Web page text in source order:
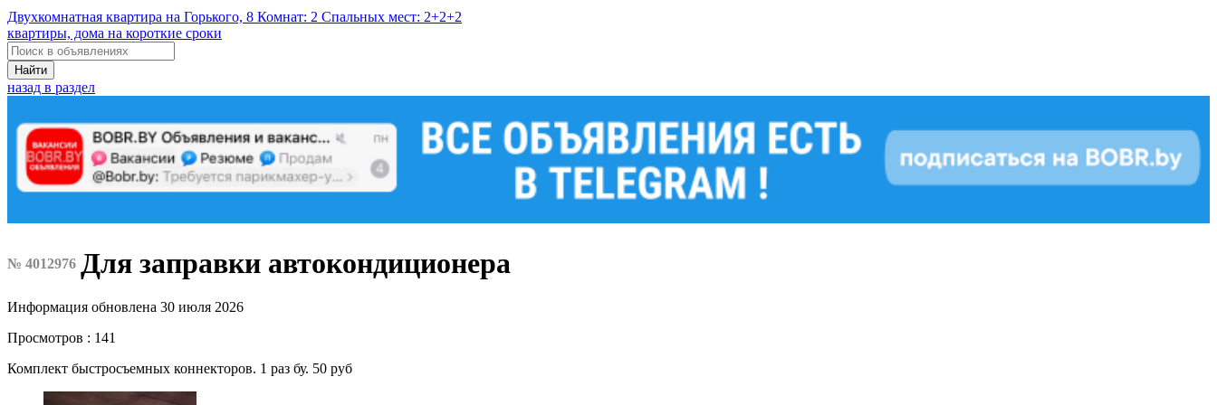
Двухкомнатная квартира на Горького, 8 Комнат: 2 Спальных мест: 2+2+2
квартиры, дома на короткие сроки
Найти
назад в раздел
№ 4012976 Для заправки автокондиционера
Информация обновлена 30 июля 2026
Просмотров : 141
Комплект быстросъемных коннекторов. 1 раз бу. 50 руб